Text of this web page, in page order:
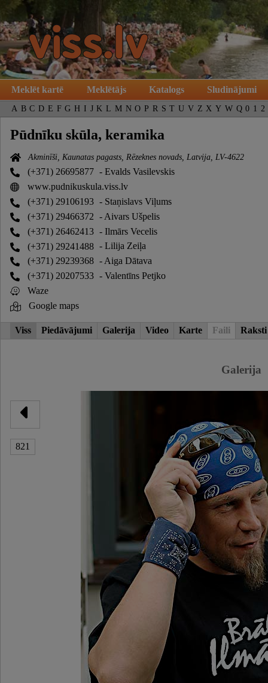
Meklēt kartē Meklētājs Katalogs Sludinājumi
A B C D E F G H I J K L M N O P R S T U V Z X Y W Q 0 1 2
Pūdnīku skūla, keramika
Akminīši, Kaunatas pagasts, Rēzeknes novads, Latvija, LV-4622
(+371) 26695877 - Evalds Vasilevskis
www.pudnikuskula.viss.lv
(+371) 29106193 - Staņislavs Viļums
(+371) 29466372 - Aivars Ušpelis
(+371) 26462413 - Ilmārs Vecelis
(+371) 29241488 - Lilija Zeiļa
(+371) 29239368 - Aiga Dātava
(+371) 20207533 - Valentīns Petjko
Waze
Google maps
Viss Piedāvājumi Galerija Video Karte Faili Raksti
Galerija
821